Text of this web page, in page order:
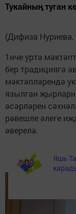
Тукайның туган
(Дифиза
1нче урта
бер традициягә
мәктәпләрендә
язылган
әсәрләрен
рәвешле әлеге
әверелә.
Яшь